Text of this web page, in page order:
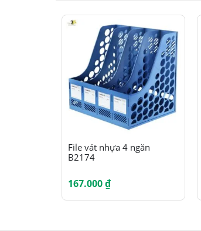
File vát nhựa 4 ngăn
B2174
167.000₫